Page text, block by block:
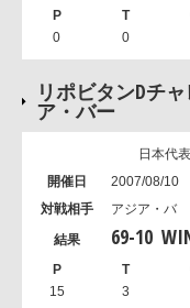
0 0
リポビタンDチ
ア・バー
日本代
2007/08/10
アジア・バ
69-10
15 3